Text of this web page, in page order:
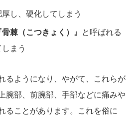
し、硬化してしまう
骨棘（こつきょく）』
と呼ばれる
まう
るようになり、やがて、これらが
腕部、前腕部、手部などに痛みや
ることがあります。これを俗に